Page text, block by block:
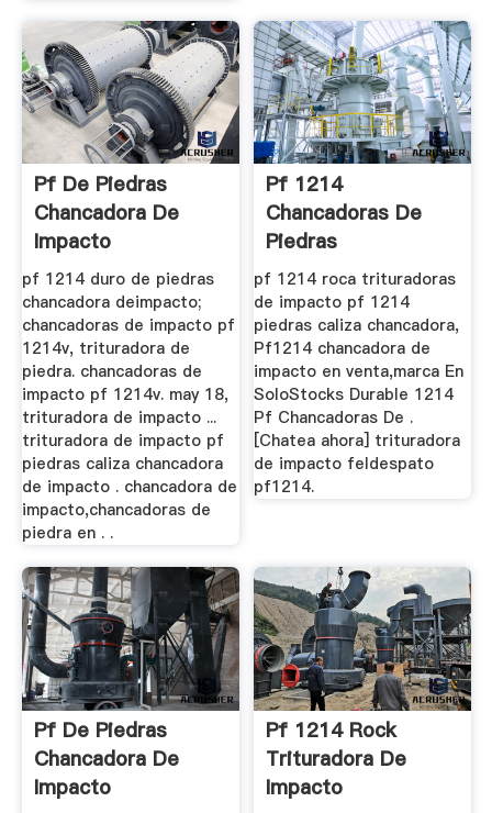
Pf De Piedras
Chancadora De
Impacto
pf 1214 duro de piedras
chancadora deimpacto;
chancadoras de impacto pf
1214v, trituradora de
piedra. chancadoras de
impacto pf 1214v. may 18,
trituradora de impacto ...
trituradora de impacto pf
piedras caliza chancadora
de impacto . chancadora de
impacto,chancadoras de
piedra en . .
Pf 1214
Chancadoras De
Piedras
pf 1214 roca trituradoras
de impacto pf 1214
piedras caliza chancadora,
Pf1214 chancadora de
impacto en venta,marca En
SoloStocks Durable 1214
Pf Chancadoras De .
[Chatea ahora] trituradora
de impacto feldespato
pf1214.
Pf De Piedras
Chancadora De
Impacto
Pf 1214 Rock
Trituradora De
Impacto